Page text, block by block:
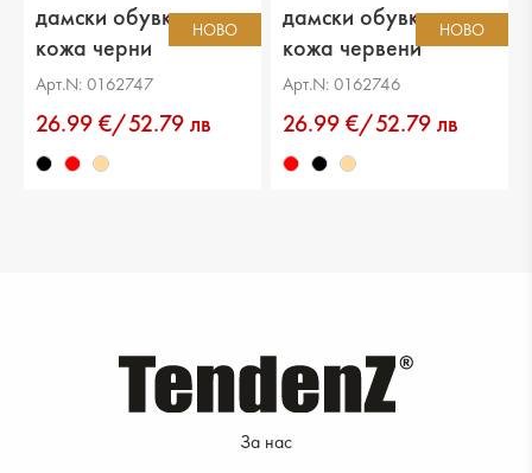
НОВО
дамски обувки еко
кожа черни
Арт.N: 0162747
26.99 €/52.79 лв
НОВО
дамски обувки еко
кожа червени
Арт.N: 0162746
26.99 €/52.79 лв
За нас